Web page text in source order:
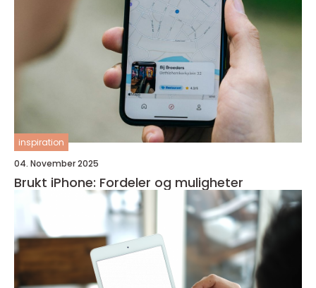
inspiration
04. November 2025
Brukt iPhone: Fordeler og muligheter